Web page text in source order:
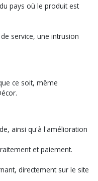
pays où le produit est
service, une intrusion
ce soit, même
ainsi qu'à l'amélioration
et paiement.
directement sur le site